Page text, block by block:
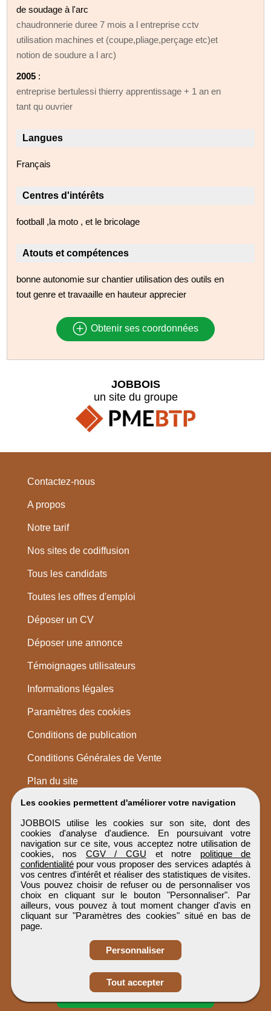
Obtenir ses
coordonnées
de soudage à l'arc
chaudronnerie duree 7 mois a l entreprise cctv
utilisation machines et (coupe,pliage,perçage etc)et
notion de soudure a l arc)
2005 :
entreprise bertulessi thierry apprentissage + 1 an en
tant qu ouvrier
Langues
Français
Centres d'intérêts
football ,la moto , et le bricolage
Atouts et compétences
bonne autonomie sur chantier utilisation des outils en
tout genre et travaaille en hauteur apprecier
Obtenir ses coordonnées
Les cookies permettent d'améliorer votre navigation
JOBBOIS utilise les cookies sur son site, dont des
cookies d'analyse d'audience. En poursuivant votre
navigation sur ce site, vous acceptez notre utilisation de
cookies, nos CGV / CGU et notre politique de
confidentialitépour vous proposer des services adaptés à
vos centres d'intérêt et réaliser des statistiques de visites.
Vous pouvez choisir de refuser ou de personnaliser vos
choix en cliquant sur le bouton "Personnaliser". Par
ailleurs, vous pouvez à tout moment changer d'avis en
cliquant sur "Paramètres des cookies" situé en bas de
page.
Personnaliser
Tout accepter
JOBBOIS
un site du groupe
Contactez-nous
A propos
Notre tarif
Nos sites de codiffusion
Tous les candidats
Toutes les offres d'emploi
Déposer un CV
Déposer une annonce
Témoignages utilisateurs
Informations légales
Paramètres des cookies
Conditions de publication
Conditions Générales de Vente
Plan du site
JOBBOIS
Tous droits réservés © 1999 - 2026